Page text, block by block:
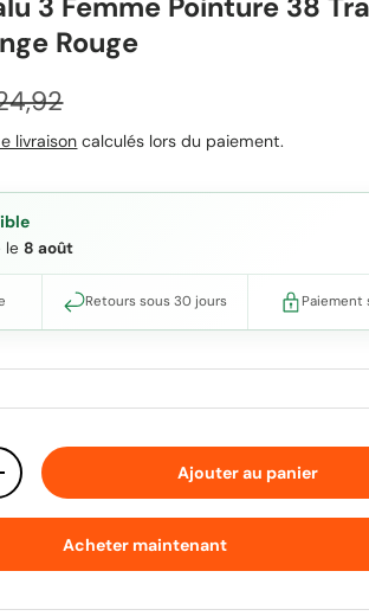
3 Femme Pointure 38
Rouge
habituel
livraison calculés lors du paiement.
le8 août
Retours sous 30 jours Paiement
la quantitéAjouter au panier
Acheter maintenant